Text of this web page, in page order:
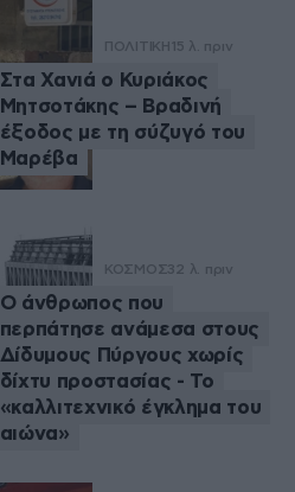
ΠΟΛΙΤΙΚΗ 15 λ. πριν
Στα Χανιά ο Κυριάκος
Μητσοτάκης – Βραδινή
έξοδος με τη σύζυγό του
Μαρέβα
ΚΟΣΜΟΣ32 λ. πριν
Ο άνθρωπος που
περπάτησε ανάμεσα στους
Δίδυμους Πύργους χωρίς
δίχτυ προστασίας - Το
«καλλιτεχνικό έγκλημα του
αιώνα»